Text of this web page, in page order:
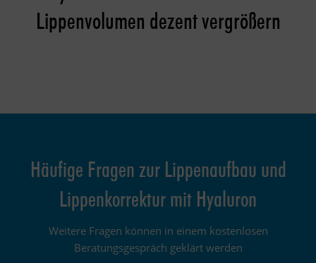
Lippenvolumen dezent vergrößern
Häufige Fragen zur Lippenaufbau und
Lippenkorrektur mit Hyaluron
Weitere Fragen können in einem kostenlosen
Beratungsgespräch geklärt werden